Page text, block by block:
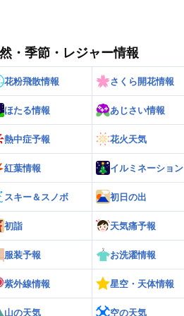
・季節・レジャー情報
花粉飛散情報 さくら開花情報
ほたる情報 あじさい情報
熱中症予報 花火天気
紅葉情報 イルミネーション
スキー＆スノボ 初日の出
初詣 天気痛予報
服装予報 お洗濯情報
紫外線情報 星空・天体情報
山の天気 空の天気